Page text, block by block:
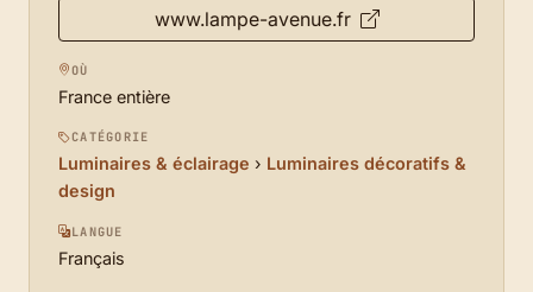
www.lampe-avenue.fr
OÙ
France entière
CATÉGORIE
Luminaires & éclairage › Luminaires décoratifs &
design
LANGUE
Français